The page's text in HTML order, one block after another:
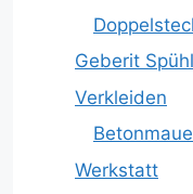
Geberit
Verkleiden
Werkstatt